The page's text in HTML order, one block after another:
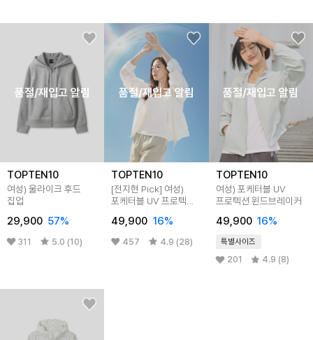
품절/재입고 알림
TOPTEN10
여성) 울라이크 후드
집업
29,900 57%
311 5.0 (10)
품절/재입고 알림
TOPTEN10
[전지현 Pick] 여성)
포케터블 UV 프로텍션
49,900 16%
457 4.9 (28)
품절/재입고 알림
TOPTEN10
여성) 포케터블 UV
프로텍션 윈드브레이커
49,900 16%
특별사이즈
201 4.9 (8)